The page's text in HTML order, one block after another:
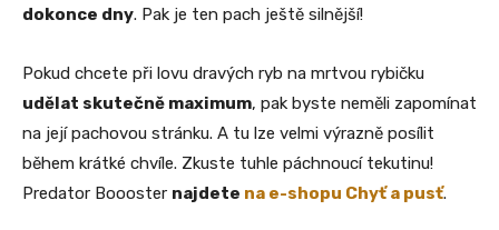
dokonce dny. Pak je ten pach ještě silnější!
Pokud chcete při lovu dravých ryb na mrtvou rybičku
udělat skutečně maximum, pak byste neměli zapomínat
na její pachovou stránku. A tu lze velmi výrazně posílit
během krátké chvíle. Zkuste tuhle páchnoucí tekutinu!
Predator Boooster najdete na e-shopu Chyť a pusť.